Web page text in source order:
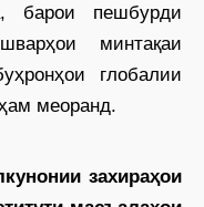
барои пешбурди
минтақаи
глобалии
меоранд.
захираҳои